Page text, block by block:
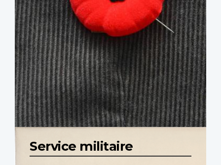
Service militaire